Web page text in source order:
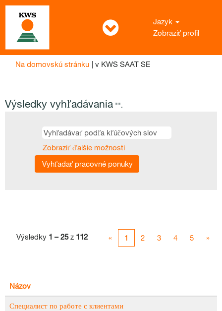
Jazyk
Zobraziť profil
Na domovskú stránku | v KWS SAAT SE(aktuálna
Výsledky vyhľadávania "".
Zobraziť ďalšie možnosti
Výsledky 1 – 25z 112 « 1 2 3 4 5 »
Názov
Специалист по работе с клиентами